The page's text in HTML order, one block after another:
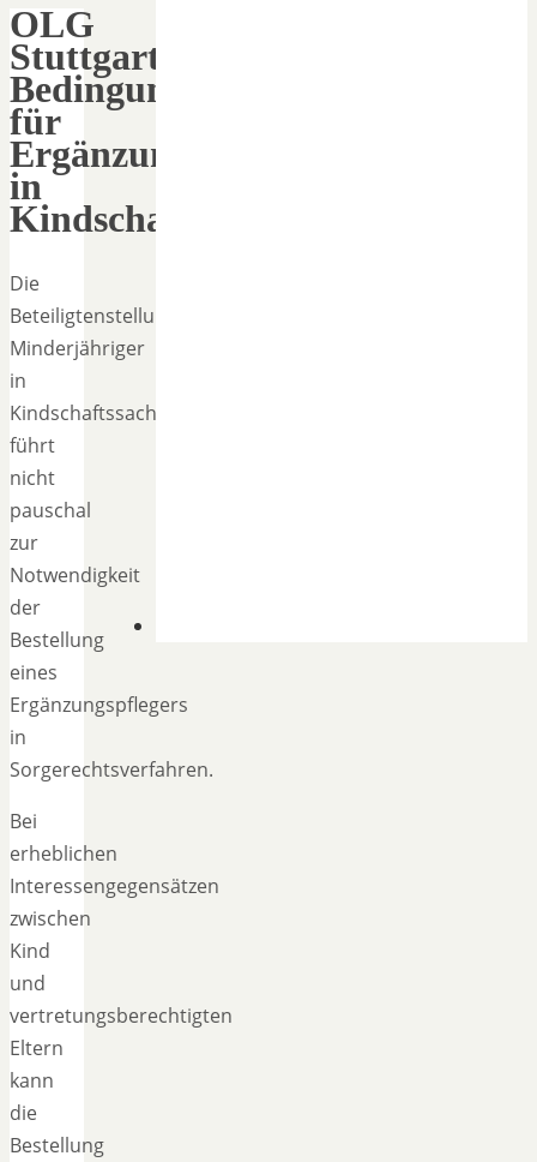
OLG
Stuttgart:
Bedingungen
für
Ergänzungspfleger
in
Kindschaftssachen
Die
Beteiligtenstellung
Minderjähriger
in
Kindschaftssachen
führt
nicht
pauschal
zur
Notwendigkeit
der
Bestellung
eines
Ergänzungspflegers
in
Sorgerechtsverfahren.
Bei
erheblichen
Interessengegensätzen
zwischen
Kind
und
vertretungsberechtigten
Eltern
kann
die
Bestellung